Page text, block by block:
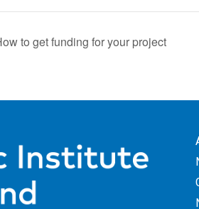
to get funding for your project